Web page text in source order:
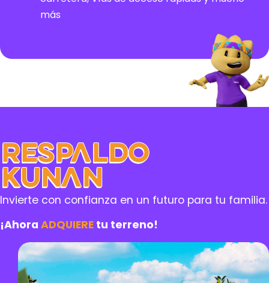
más
Respaldo
Kunan
Invierte con confianza en un futuro para tu familia.
¡Ahora ADQUIERE tu terreno!